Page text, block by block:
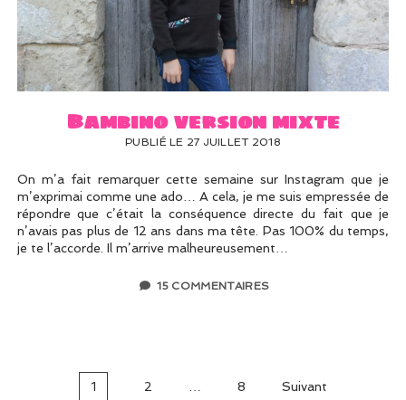
Bambino version mixte
PUBLIÉ LE 27 JUILLET 2018
On m’a fait remarquer cette semaine sur Instagram que je
m’exprimai comme une ado… A cela, je me suis empressée de
répondre que c’était la conséquence directe du fait que je
n’avais pas plus de 12 ans dans ma tête. Pas 100% du temps,
je te l’accorde. Il m’arrive malheureusement…
15 COMMENTAIRES
Navigation
1 2 … 8 Suivant